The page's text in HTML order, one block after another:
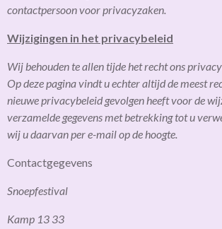
contactpersoon voor privacyzaken.
Wijzigingen in het privacybeleid
Wij behouden te allen tijde het recht ons
Op deze pagina vindt u echter altijd de meest
nieuwe privacybeleid gevolgen heeft voor de
verzamelde gegevens met betrekking tot u
wij u daarvan per e-mail op de hoogte.
Contactgegevens
Snoepfestival
Kamp 13 33